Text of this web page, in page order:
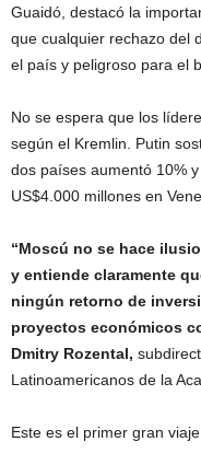
Guaidó, destacó la
que cualquier rechazo del
el país y peligroso para el
No se espera que los
según el Kremlin. Putin
dos países aumentó 10%
US$4.000 millones en
“Moscú no se hace
y entiende claramente
ningún retorno de
proyectos económicos
Dmitry Rozental,
Latinoamericanos de la
Este es el primer gran